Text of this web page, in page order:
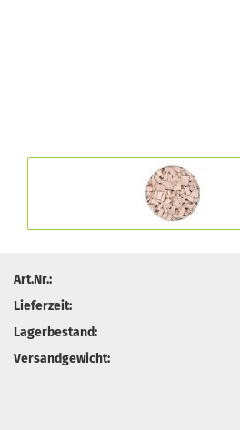
Art.Nr.:
Lieferzeit:
Lagerbestand:
Versandgewicht: